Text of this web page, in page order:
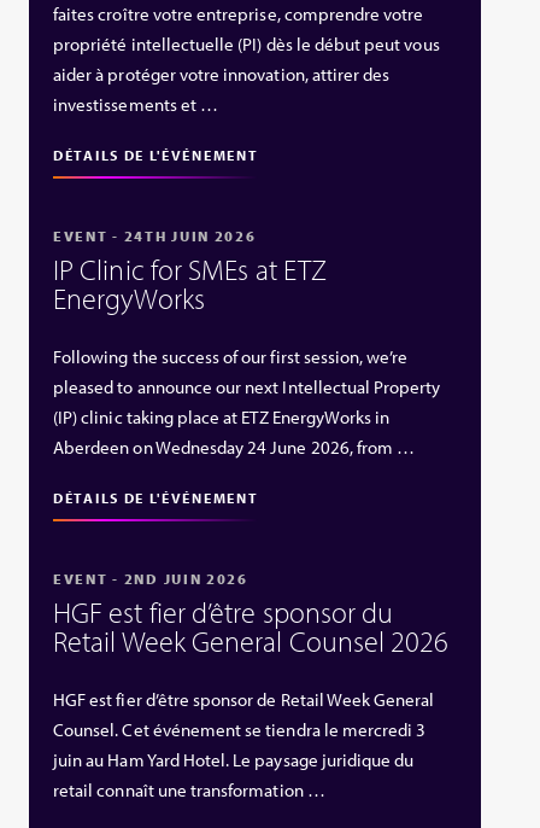
faites croître votre entreprise, comprendre votre
propriété intellectuelle (PI) dès le début peut vous
aider à protéger votre innovation, attirer des
investissements et …
DÉTAILS DE L'ÉVÉNEMENT
EVENT - 24TH JUIN 2026
IP Clinic for SMEs at ETZ
EnergyWorks
Following the success of our first session, we’re
pleased to announce our next Intellectual Property
(IP) clinic taking place at ETZ EnergyWorks in
Aberdeen on Wednesday 24 June 2026, from …
DÉTAILS DE L'ÉVÉNEMENT
EVENT - 2ND JUIN 2026
HGF est fier d’être sponsor du
Retail Week General Counsel 2026
HGF est fier d’être sponsor de Retail Week General
Counsel. Cet événement se tiendra le mercredi 3
juin au Ham Yard Hotel. Le paysage juridique du
retail connaît une transformation …